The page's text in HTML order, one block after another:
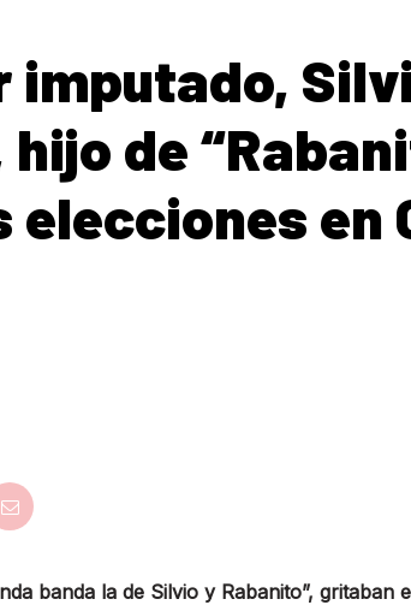
imputado,
de
elecciones en
banda la de Silvio y Rabanito”, gritaban